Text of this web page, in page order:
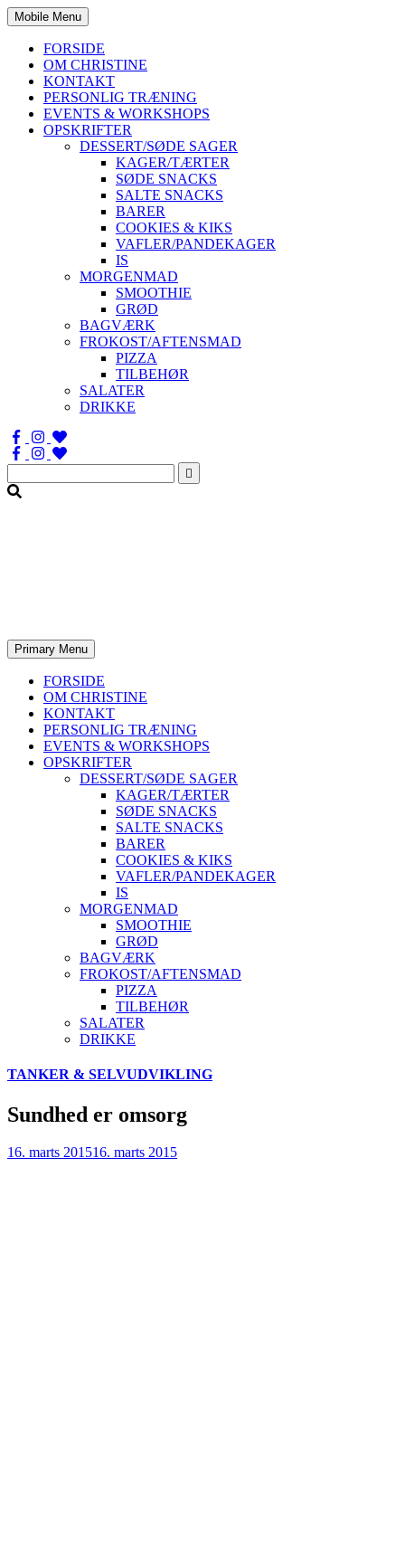
Mobile Menu
FORSIDE
OM CHRISTINE
KONTAKT
PERSONLIG TRÆNING
EVENTS & WORKSHOPS
OPSKRIFTER
DESSERT/SØDE SAGER
KAGER/TÆRTER
SØDE SNACKS
SALTE SNACKS
BARER
COOKIES & KIKS
VAFLER/PANDEKAGER
IS
MORGENMAD
SMOOTHIE
GRØD
BAGVÆRK
FROKOST/AFTENSMAD
PIZZA
TILBEHØR
SALATER
DRIKKE
Søg
efter:
Primary Menu
FORSIDE
OM CHRISTINE
KONTAKT
PERSONLIG TRÆNING
EVENTS & WORKSHOPS
OPSKRIFTER
DESSERT/SØDE SAGER
KAGER/TÆRTER
SØDE SNACKS
SALTE SNACKS
BARER
COOKIES & KIKS
VAFLER/PANDEKAGER
IS
MORGENMAD
SMOOTHIE
GRØD
BAGVÆRK
FROKOST/AFTENSMAD
PIZZA
TILBEHØR
SALATER
DRIKKE
Skip
content
TANKER & SELVUDVIKLING
Sundhed er omsorg
16. marts 201516. marts 2015